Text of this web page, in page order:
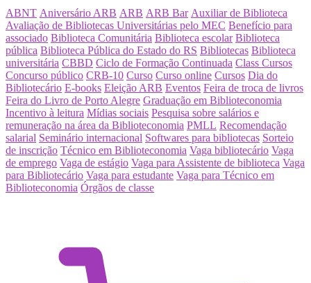
ABNT Aniversário ARB ARB ARB Bar Auxiliar de Biblioteca
Avaliação de Bibliotecas Universitárias pelo MEC Benefício para
associado Biblioteca Comunitária Biblioteca escolar Biblioteca
pública Biblioteca Pública do Estado do RS Bibliotecas Biblioteca
universitária CBBD Ciclo de Formação Continuada Class Cursos
Concurso público CRB-10 Curso Curso online Cursos Dia do
Bibliotecário E-books Eleição ARB Eventos Feira de troca de livros
Feira do Livro de Porto Alegre Graduação em Biblioteconomia
Incentivo à leitura Mídias sociais Pesquisa sobre salários e
remuneração na área da Biblioteconomia PMLL Recomendação
salarial Seminário internacional Softwares para bibliotecas Sorteio
de inscrição Técnico em Biblioteconomia Vaga bibliotecário Vaga
de emprego Vaga de estágio Vaga para Assistente de biblioteca Vaga
para Bibliotecário Vaga para estudante Vaga para Técnico em
Biblioteconomia Órgãos de classe